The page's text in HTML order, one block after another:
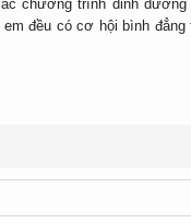
chương trình dinh dưỡng
đều có cơ hội bình